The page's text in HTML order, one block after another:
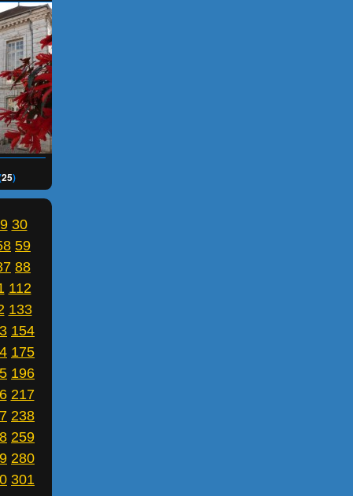
25)
30
59
88
112
133
154
175
196
217
238
259
280
301